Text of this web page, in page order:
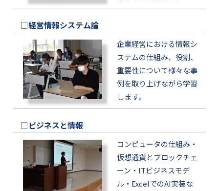
□経営情報システム論
企業経営における情報シ
ステムの仕組み、役割、
重要性について様々な事
例を取り上げながら学習
します。
□ビジネスと情報
コンピュータの仕組み・
仮想通貨とブロックチェ
ーン・ITビジネスモデ
ル・ExcelでのAI実装な